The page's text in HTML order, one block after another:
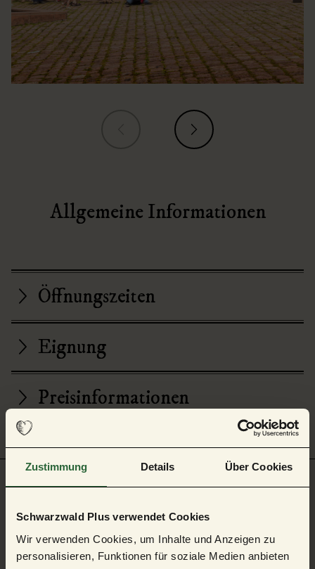
Zustimmung Details Über Cookies
Schwarzwald Plus verwendet Cookies
Wir verwenden Cookies, um Inhalte und Anzeigen zu
personalisieren, Funktionen für soziale Medien anbieten
Allgemeine Informationen
Öffnungszeiten
Eignung
Preisinformationen
Auf der Karte
Freudenstädter Bähnle
Stadtkirche Marktplatz